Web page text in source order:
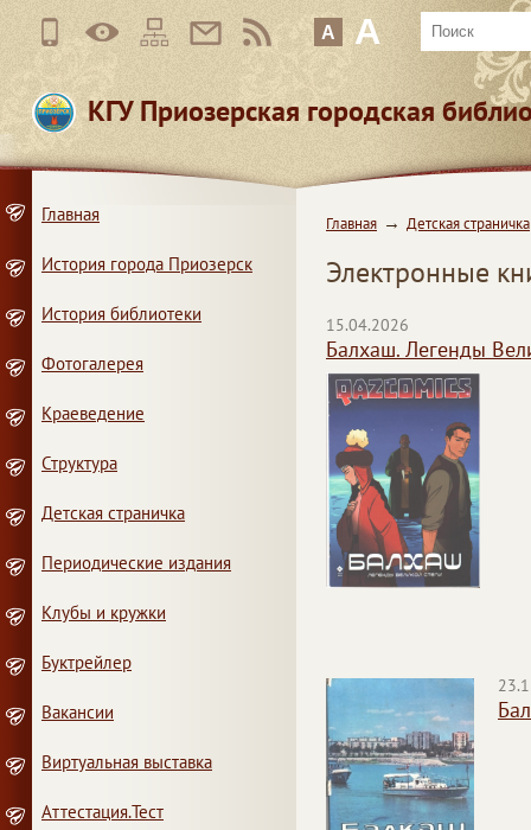
A A
КГУ Приозерская городская
Главная Детская страничка
Электронные
15.04.2026
Балхаш. Легенды
Главная
История города Приозерск
История библиотеки
Фотогалерея
Краеведение
Структура
Детская страничка
Периодические издания
Клубы и кружки
Буктрейлер
Вакансии
Виртуальная выставка
Аттестация.Тест